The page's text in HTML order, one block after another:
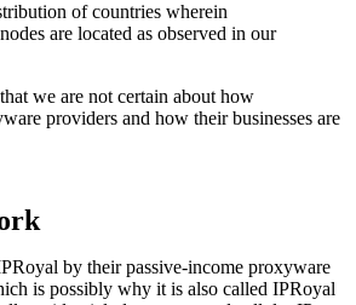
of countries wherein
are located as observed in our
we are not certain about how
providers and how their businesses are
by their passive-income proxyware
is possibly why it is also called IPRoyal